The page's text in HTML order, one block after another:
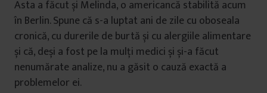
Asta a făcut și Melinda, o americancă stabilită acum
în Berlin. Spune că s-a luptat ani de zile cu oboseala
cronică, cu durerile de burtă și cu alergiile alimentare
și că, deși a fost pe la mulți medici și și-a făcut
nenumărate analize, nu a găsit o cauză exactă a
problemelor ei.